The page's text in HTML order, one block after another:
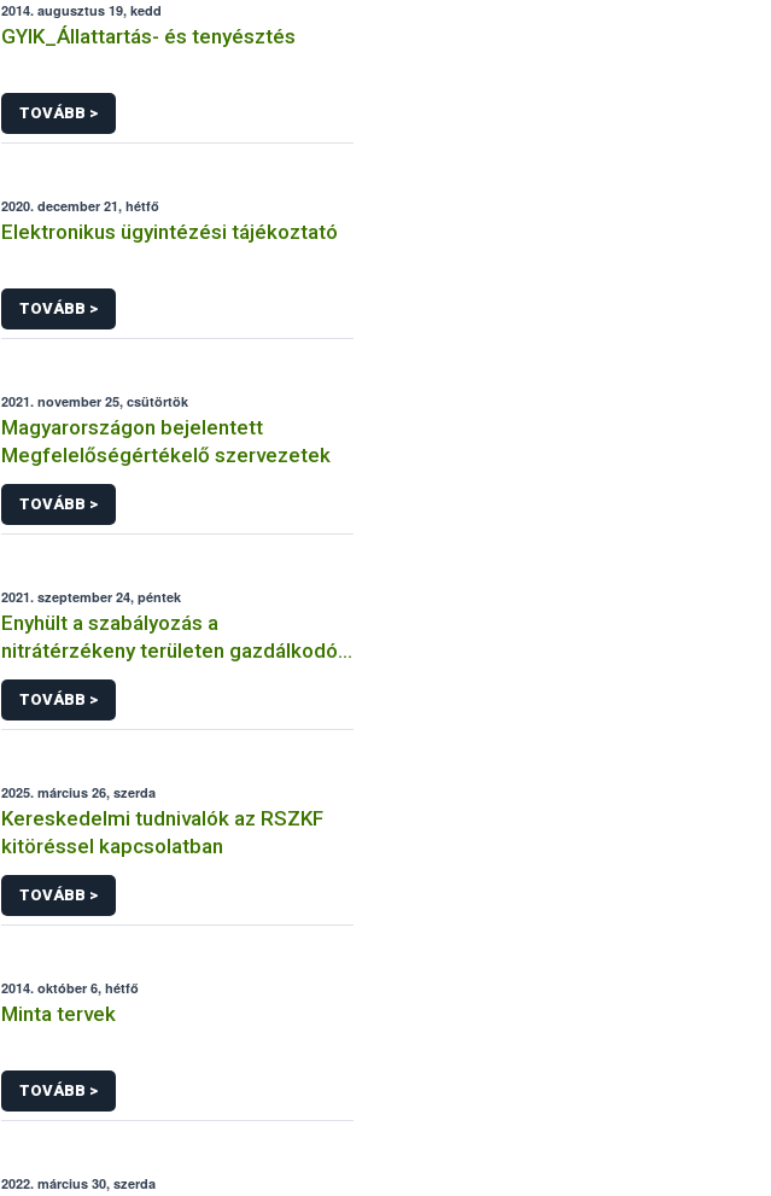
2014. augusztus 19, kedd
GYIK_Állattartás- és tenyésztés
TOVÁBB >
2020. december 21, hétfő
Elektronikus ügyintézési tájékoztató
TOVÁBB >
2021. november 25, csütörtök
Magyarországon bejelentett
Megfelelőségértékelő szervezetek
TOVÁBB >
2021. szeptember 24, péntek
Enyhült a szabályozás a
nitrátérzékeny területen gazdálkodók
esetében
TOVÁBB >
2025. március 26, szerda
Kereskedelmi tudnivalók az RSZKF
kitöréssel kapcsolatban
TOVÁBB >
2014. október 6, hétfő
Minta tervek
TOVÁBB >
2022. március 30, szerda